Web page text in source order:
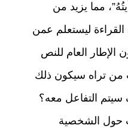
مما يزيد من
ليستعلم عمن
الإطار العام للنص
من تراه سيكون ذلك
التفاعل معه؟
حول الشخصية